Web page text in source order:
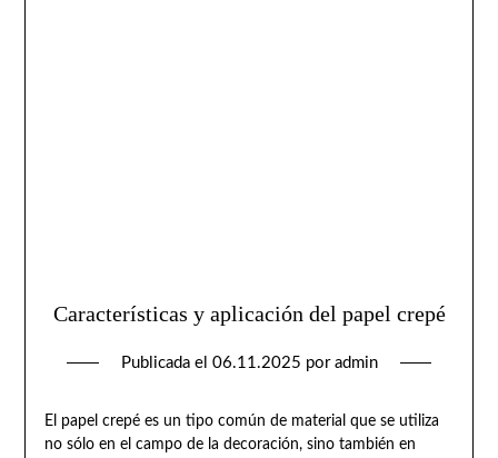
Características y aplicación del papel crepé
Publicada el 06.11.2025 por admin
El papel crepé es un tipo común de material que se utiliza
no sólo en el campo de la decoración, sino también en